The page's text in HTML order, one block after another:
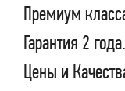
Премиум
Гарантия 2
Цены и